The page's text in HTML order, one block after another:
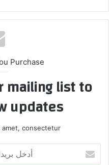
Purchase
mailing list to
updates!
consectetur.
بريدك